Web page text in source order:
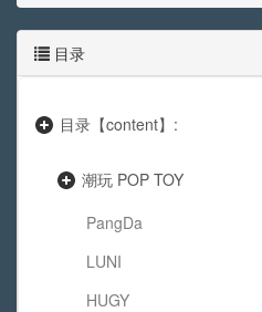
目录
目录【content】:
潮玩 POP TOY
PangDa
LUNI
HUGY